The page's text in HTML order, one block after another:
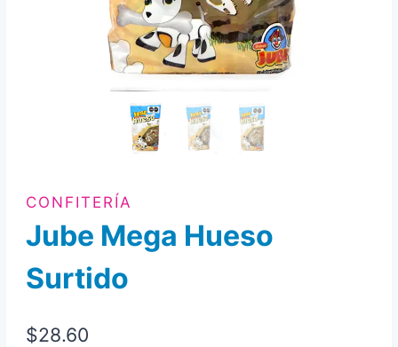
CONFITERÍA
Jube Mega Hueso
Surtido
$28.60